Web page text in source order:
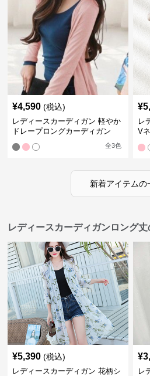
¥4,590 (税込)
レディースカーディガン 軽やか
ドレープロングカーディガン
全3色
¥
レ
V
新着アイテムの
レディースカーディガンロング
¥5,390 (税込)
レディースカーディガン 花柄シ
¥
レ